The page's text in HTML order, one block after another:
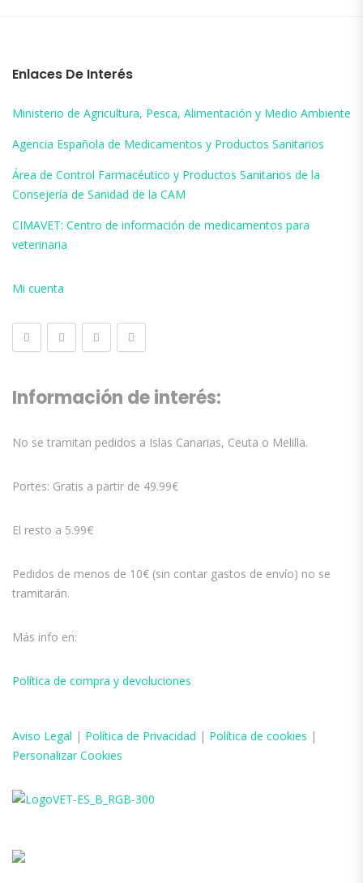
Enlaces De Interés
Ministerio de Agricultura, Pesca, Alimentación y Medio Ambiente
Agencia Española de Medicamentos y Productos Sanitarios
Área de Control Farmacéutico y Productos Sanitarios de la
Consejería de Sanidad de la CAM
CIMAVET: Centro de información de medicamentos para
veterinaria
Mi cuenta
Información de interés:
No se tramitan pedidos a Islas Canarias, Ceuta o Melilla.
Portes: Gratis a partir de 49.99€
El resto a 5.99€
Pedidos de menos de 10€ (sin contar gastos de envío) no se
tramitarán.
Más info en:
Política de compra y devoluciones
Aviso Legal | Política de Privacidad | Política de cookies |
Personalizar Cookies